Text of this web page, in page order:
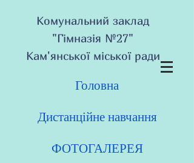
Комунальний заклад
"Гімназія №27"
Кам'янської міської ради
Головна
Дистанційне навчання
ФОТОГАЛЕРЕЯ